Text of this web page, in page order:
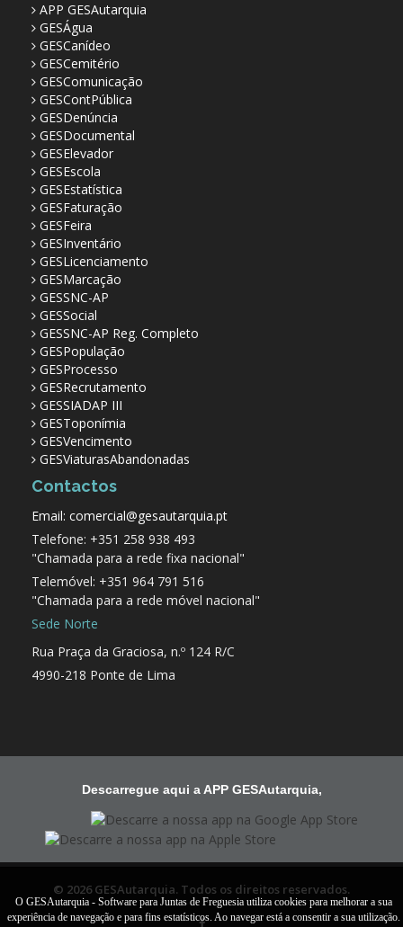
APP GESAutarquia
GESÁgua
GESCanídeo
GESCemitério
GESComunicação
GESContPública
GESDenúncia
GESDocumental
GESElevador
GESEscola
GESEstatística
GESFaturação
GESFeira
GESInventário
GESLicenciamento
GESMarcação
GESSNC-AP
GESSocial
GESSNC-AP Reg. Completo
GESPopulação
GESProcesso
GESRecrutamento
GESSIADAP III
GESToponímia
GESVencimento
GESViaturasAbandonadas
Contactos
Email: comercial@gesautarquia.pt
Telefone: +351 258 938 493
"Chamada para a rede fixa nacional"
Telemóvel: +351 964 791 516
"Chamada para a rede móvel nacional"
Sede Norte
Rua Praça da Graciosa, n.º 124 R/C
4990-218 Ponte de Lima
Descarregue aqui a APP GESAutarquia,
© 2026 GESAutarquia. Todos os direitos reservados.
O GESAutarquia - Software para Juntas de Freguesia utiliza cookies para melhorar a sua
experiência de navegação e para fins estatísticos. Ao navegar está a consentir a sua utilização.